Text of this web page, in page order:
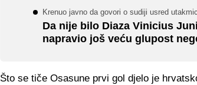
Krenuo javno da govori o sudiji usred
Da nije bilo Diaza Vinicius
napravio još veću glupost
Što se tiče Osasune prvi gol djelo je